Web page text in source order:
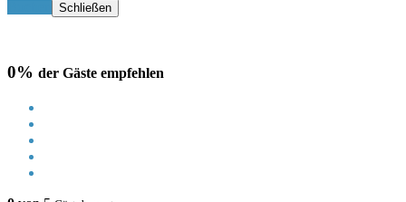
Schließen
0% der Gäste empfehlen